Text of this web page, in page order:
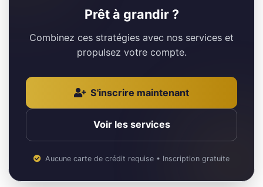
Prêt à grandir ?
Combinez ces stratégies avec nos services et
propulsez votre compte.
S'inscrire maintenant
Voir les services
Aucune carte de crédit requise • Inscription gratuite